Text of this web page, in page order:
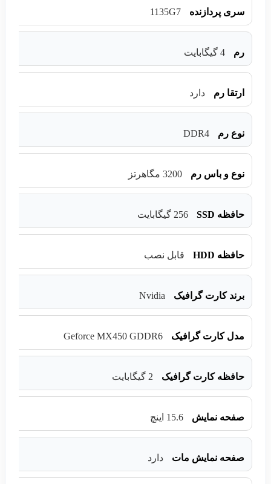
سری پردازنده 1135G7
رم 4 گیگابایت
ارتقا رم دارد
نوع رم DDR4
نوع و باس رم 3200 مگاهرتز
حافظه SSD 256 گیگابایت
حافظه HDD قابل نصب
برند کارت گرافیک Nvidia
مدل کارت گرافیک Geforce MX450 GDDR6
حافظه کارت گرافیک 2 گیگابایت
صفحه نمایش 15.6 اینچ
صفحه نمایش مات دارد